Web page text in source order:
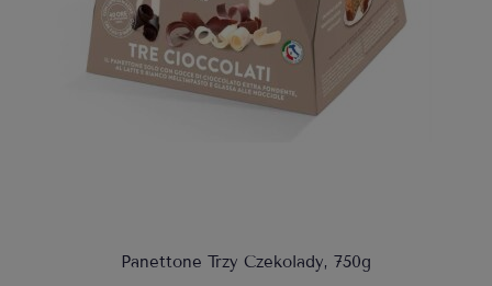
Panettone Trzy Czekolady, 750g